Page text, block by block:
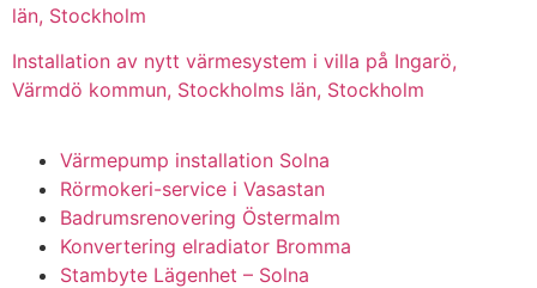
län, Stockholm
Installation av nytt värmesystem i villa på Ingarö,
Värmdö kommun, Stockholms län, Stockholm
Värmepump installation Solna
Rörmokeri-service i Vasastan
Badrumsrenovering Östermalm
Konvertering elradiator Bromma
Stambyte Lägenhet – Solna